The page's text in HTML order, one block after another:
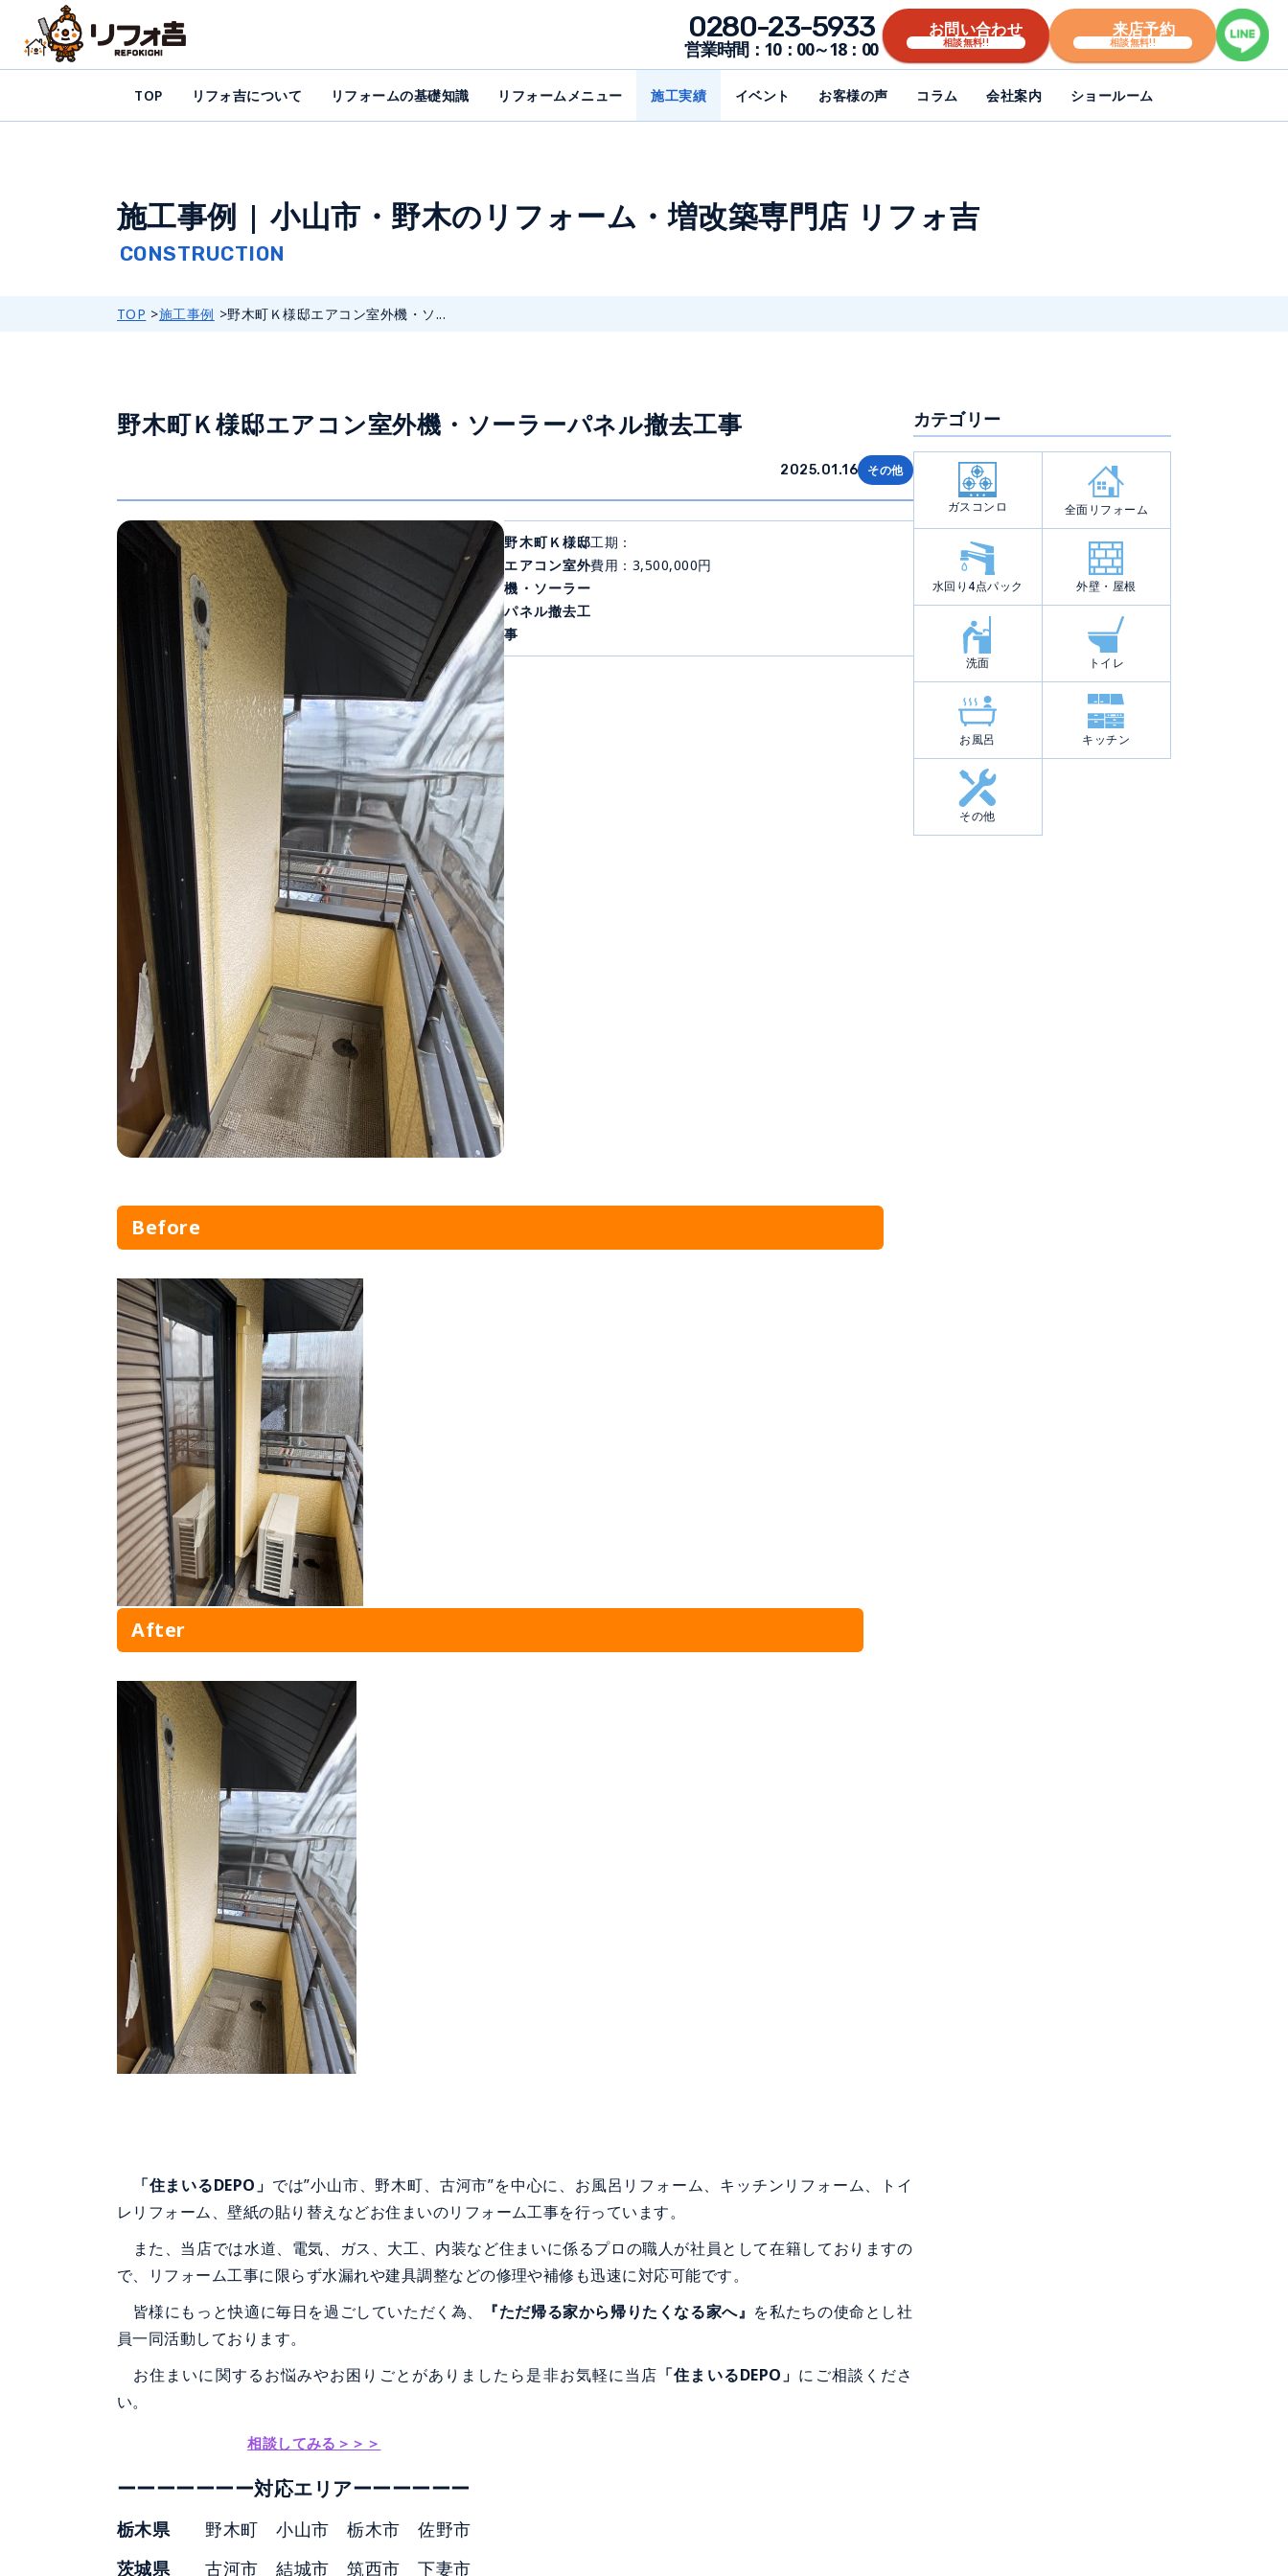
0280-23-5933
営業時間：10：00～18：00
お問い合わせ
相談無料!!
来店予約
相談無料!!
TOP リフォ吉について リフォームの基礎知識 リフォームメニュー 施工実績 イベント お客様の声 コラム 会社案内 ショールーム
施工事例 | 小山市・野木のリフォーム・増改築専門店 リフォ吉
TOP 施工事例 野木町Ｋ様邸エアコン室外機・ソ...
野木町Ｋ様邸エアコン室外機・ソーラーパネル撤去工事
2025.01.16 その他
野木町Ｋ様邸
エアコン室外
機・ソーラー
パネル撤去工
事
工期：
費用：3,500,000円
Before
After
「住まいるDEPO」 では”小山市、野木町、古河市”を中心に、お風呂リフォーム、キッチンリフォーム、トイ
レリフォーム、壁紙の貼り替えなどお住まいのリフォーム工事を行っています。
また、当店では水道、電気、ガス、大工、内装など住まいに係るプロの職人が社員として在籍しておりますの
で、リフォーム工事に限らず水漏れや建具調整などの修理や補修も迅速に対応可能です。
皆様にもっと快適に毎日を過ごしていただく為、
『ただ帰る家から帰りたくなる家へ』 を私たちの使命とし社
員一同活動しております。
お住まいに関するお悩みやお困りごとがありましたら是非お気軽に当店 「住まいるDEPO」 にご相談くださ
い。
相談してみる＞＞＞
ーーーーーーー対応エリアーーーーーー
栃木県 野木町 小山市 栃木市 佐野市
茨城県 古河市 結城市 筑西市 下妻市
カテゴリー
ガスコンロ 全面リフォーム
水回り4点パック 外壁・屋根
洗面 トイレ
お風呂 キッチン
その他